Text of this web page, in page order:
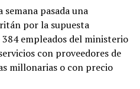
pasada una
por la supuesta
empleados del ministerio
con proveedores de
millonarias o con precio